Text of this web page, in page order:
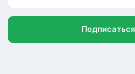
Подписаться